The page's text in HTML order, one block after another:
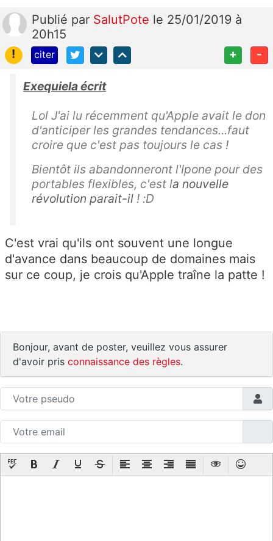
Publié par SalutPote le 25/01/2019 à
20h15
!
citer + -
Exequiela écrit
Lol J'ai lu récemment qu'Apple avait le don
d'anticiper les grandes tendances...faut
croire que c'est pas toujours le cas !
Bientôt ils abandonneront l'Ipone pour des
portables flexibles, c'est la nouvelle
révolution parait-il ! :D
C'est vrai qu'ils ont souvent une longue
d'avance dans beaucoup de domaines mais
sur ce coup, je crois qu'Apple traîne la patte !
Bonjour, avant de poster, veuillez vous assurer
d'avoir pris connaissance des règles.